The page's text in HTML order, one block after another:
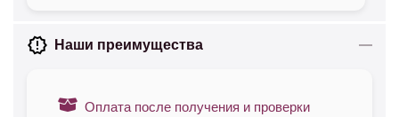
Наши преимущества
Оплата после получения и проверки